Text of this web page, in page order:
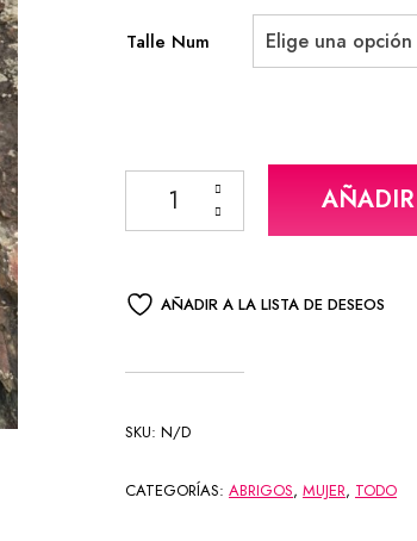
Talle Num Elige una opción
Campera VIDA color verde y
AÑADIR A LA LISTA DE DESEOS
SKU: N/D
CATEGORÍAS: ABRIGOS, MUJER, TODO